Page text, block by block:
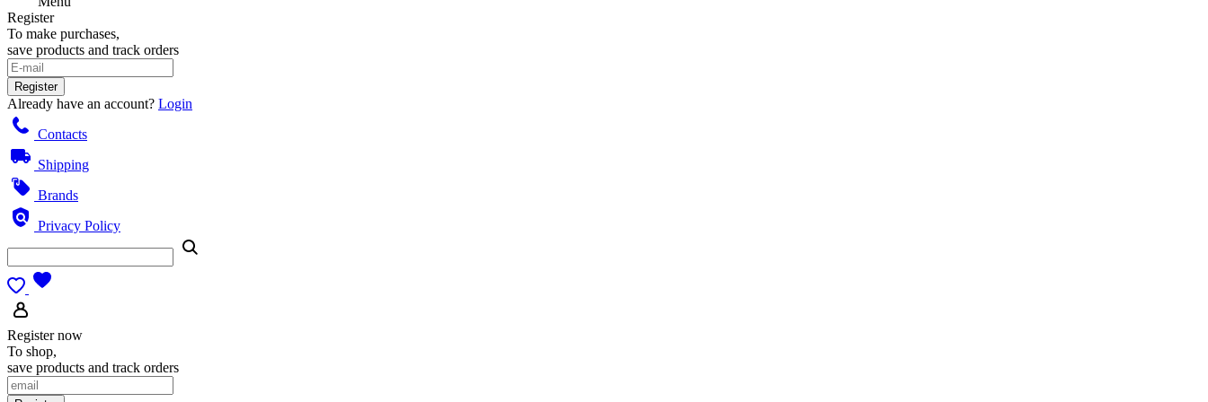
Register
To make purchases,
save products and track orders
Register
Already have an account? Login
Contacts
Shipping
Brands
Privacy Policy
Register now
To shop,
save products and track orders